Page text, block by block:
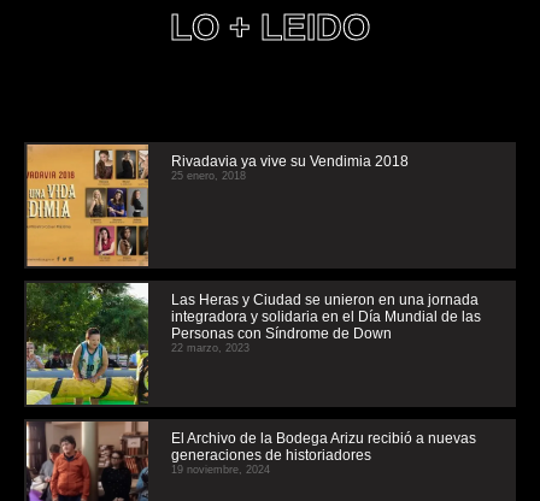
LO + LEIDO
Rivadavia ya vive su Vendimia 2018
25 enero, 2018
Las Heras y Ciudad se unieron en una jornada
integradora y solidaria en el Día Mundial de las
Personas con Síndrome de Down
22 marzo, 2023
El Archivo de la Bodega Arizu recibió a nuevas
generaciones de historiadores
19 noviembre, 2024